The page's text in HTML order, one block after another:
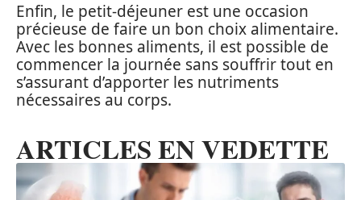
Enfin, le petit-déjeuner est une occasion
précieuse de faire un bon choix alimentaire.
Avec les bonnes aliments, il est possible de
commencer la journée sans souffrir tout en
s’assurant d’apporter les nutriments
nécessaires au corps.
ARTICLES EN VEDETTE